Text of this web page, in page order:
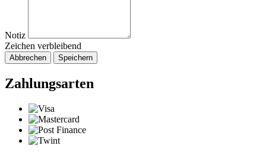
Notiz
Zeichen verbleibend
Abbrechen Speichern
Zahlungsarten